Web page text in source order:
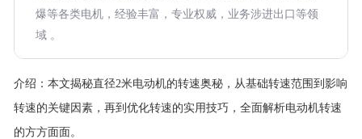
爆等各类电机，经验丰富，专业权威，业务涉进出口等领
域 。
介绍： 本文揭秘直径2米电动机的转速奥秘，从基础转速范围到影响
转速的关键因素，再到优化转速的实用技巧，全面解析电动机转速
的方方面面。